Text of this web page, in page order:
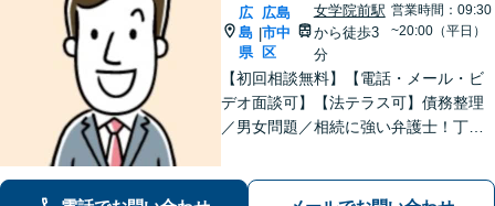
広
島
県
|
広島
市中
区
女学院前駅
から徒歩3
分
営業時間：09:30
~20:00（平日）
【初回相談無料】【電話・メール・ビ
デオ面談可】【法テラス可】債務整理
／男女問題／相続に強い弁護士！丁寧
寄り添ったサポートが強み【分割・後